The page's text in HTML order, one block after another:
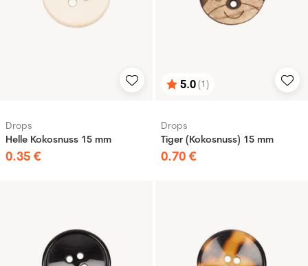
Drops
Helle Kokosnuss 15 mm
0.35 €
Bewertung:
5.0(1)
von 5 Sternen
Drops
Tiger (Kokosnuss) 15 mm
0.70 €